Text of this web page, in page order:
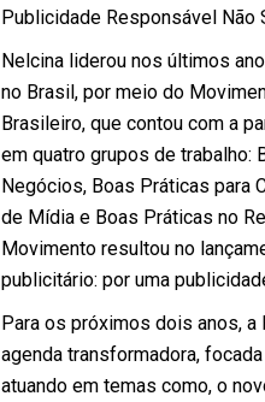
Publicidade Responsável Não
Nelcina liderou nos últimos
no Brasil, por meio do
Brasileiro, que contou com a
em quatro grupos de trabalho:
Negócios, Boas Práticas para
de Mídia e Boas Práticas no
Movimento resultou no
publicitário: por uma
Para os próximos dois anos, a
agenda transformadora,
atuando em temas como, o